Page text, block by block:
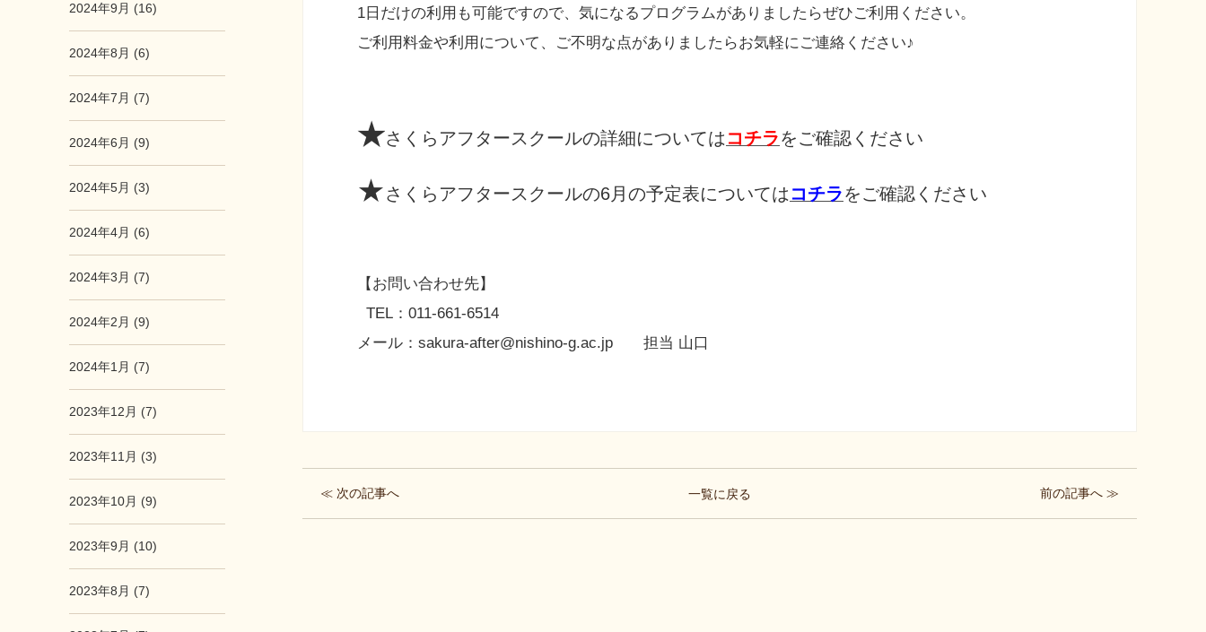
2024年9月 (16)
2024年8月 (6)
2024年7月 (7)
2024年6月 (9)
2024年5月 (3)
2024年4月 (6)
2024年3月 (7)
2024年2月 (9)
2024年1月 (7)
2023年12月 (7)
2023年11月 (3)
2023年10月 (9)
2023年9月 (10)
2023年8月 (7)
1日だけの利用も可能ですので、気になるプログラムがありましたらぜひご利用ください。
ご利用料金や利用について、ご不明な点がありましたらお気軽にご連絡ください♪
★さくらアフタースクールの詳細については コチラをご確認ください
★さくらアフタースクールの6月の予定表については コチラをご確認ください
【お問い合わせ先】
TEL：011-661-6514
メール：sakura-after@nishino-g.ac.jp 担当 山口
≪ 次の記事へ 一覧に戻る 前の記事へ ≫